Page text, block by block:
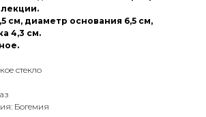
см, диаметр основания 6,5 см,
4,3 см.
стекло
Богемия